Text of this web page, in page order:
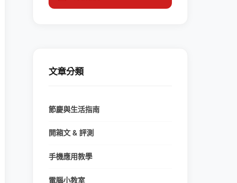
文章分類
節慶與生活指南
開箱文 & 評測
手機應用教學
電腦小教室